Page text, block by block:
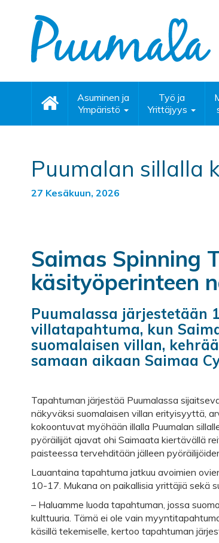
Asuminen ja
Ympäristö
Työ ja
Yrittäjyys
Puumalan sillalla
27 Kesäkuun, 2026
Saimas Spinning
käsityöperinteen
Puumalassa järjestetään
villatapahtuma, kun
suomalaisen villan,
samaan aikaan Saimaa
Tapahtuman järjestää Puumalassa
näkyväksi suomalaisen villan erityisyyttä,
kokoontuvat myöhään illalla Puumalan
pyöräilijät ajavat ohi Saimaata kiertävällä
paisteessa tervehditään jälleen
Lauantaina tapahtuma jatkuu avoimien
10-17. Mukana on paikallisia yrittäjiä sekä
– Haluamme luoda tapahtuman, jossa
kulttuuria. Tämä ei ole vain
käsillä tekemiselle, kertoo tapahtuman